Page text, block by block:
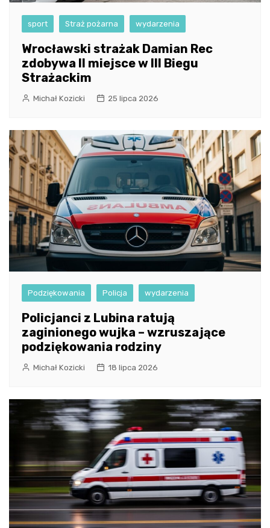
sport Straż pożarna wydarzenia
Wrocławski strażak Damian Rec
zdobywa II miejsce w III Biegu
Strażackim
Michał Kozicki 25 lipca 2026
Podziękowania Policja wydarzenia
Policjanci z Lubina ratują
zaginionego wujka – wzruszające
podziękowania rodziny
Michał Kozicki 18 lipca 2026